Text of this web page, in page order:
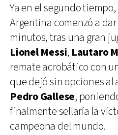
Ya en el segundo
Argentina comenzó a dar
minutos, tras una gran
Lionel Messi, Lautaro
remate acrobático con
que dejó sin opciones al
Pedro Gallese,
finalmente sellaría la
campeona del mundo.